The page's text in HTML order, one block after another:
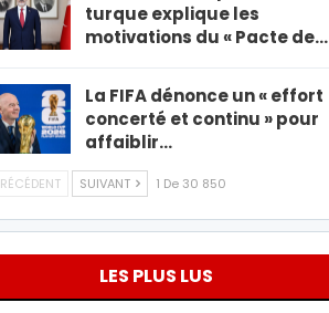
turque explique les
motivations du « Pacte de…
La FIFA dénonce un « effort
concerté et continu » pour
affaiblir…
SUIVANT 1 De 30 850
LES PLUS LUS